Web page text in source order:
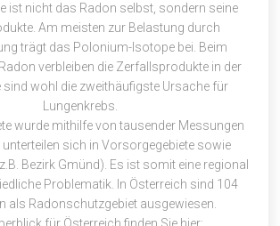
ist nicht das Radon selbst, sondern seine
Am meisten zur Belastung durch
trägt das Polonium-Isotope bei. Beim
verbleiben die Zerfallsprodukte in der
sind wohl die zweithäufigste Ursache für
Lungenkrebs.
wurde mithilfe von tausender Messungen
unterteilen sich in Vorsorgegebiete sowie
Bezirk Gmünd). Es ist somit eine regional
Problematik. In Österreich sind 104
als Radonschutzgebiet ausgewiesen.